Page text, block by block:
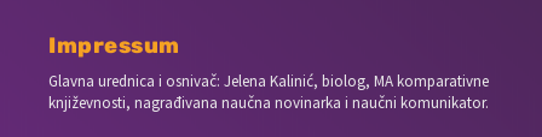
Impressum
Glavna urednica i osnivač: Jelena Kalinić, biolog, MA komparativne
književnosti, nagrađivana naučna novinarka i naučni komunikator.